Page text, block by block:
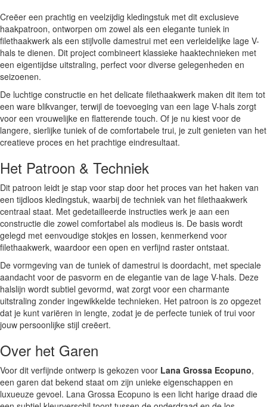
Creëer een prachtig en veelzijdig kledingstuk met dit exclusieve
haakpatroon, ontworpen om zowel als een elegante tuniek in
filethaakwerk als een stijlvolle damestrui met een verleidelijke lage V-
hals te dienen. Dit project combineert klassieke haaktechnieken met
een eigentijdse uitstraling, perfect voor diverse gelegenheden en
seizoenen.
De luchtige constructie en het delicate filethaakwerk maken dit item tot
een ware blikvanger, terwijl de toevoeging van een lage V-hals zorgt
voor een vrouwelijke en flatterende touch. Of je nu kiest voor de
langere, sierlijke tuniek of de comfortabele trui, je zult genieten van het
creatieve proces en het prachtige eindresultaat.
Het Patroon & Techniek
Dit patroon leidt je stap voor stap door het proces van het haken van
een tijdloos kledingstuk, waarbij de techniek van het filethaakwerk
centraal staat. Met gedetailleerde instructies werk je aan een
constructie die zowel comfortabel als modieus is. De basis wordt
gelegd met eenvoudige stokjes en lossen, kenmerkend voor
filethaakwerk, waardoor een open en verfijnd raster ontstaat.
De vormgeving van de tuniek of damestrui is doordacht, met speciale
aandacht voor de pasvorm en de elegantie van de lage V-hals. Deze
halslijn wordt subtiel gevormd, wat zorgt voor een charmante
uitstraling zonder ingewikkelde technieken. Het patroon is zo opgezet
dat je kunt variëren in lengte, zodat je de perfecte tuniek of trui voor
jouw persoonlijke stijl creëert.
Over het Garen
Voor dit verfijnde ontwerp is gekozen voor Lana Grossa Ecopuno,
een garen dat bekend staat om zijn unieke eigenschappen en
luxueuze gevoel. Lana Grossa Ecopuno is een licht harige draad die